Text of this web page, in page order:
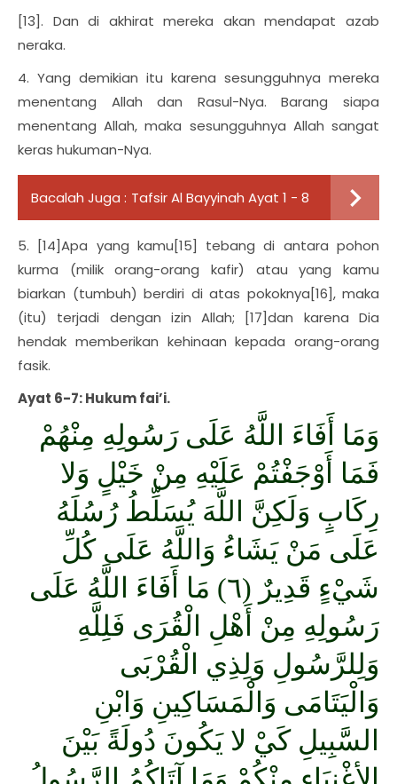
[13]. Dan di akhirat mereka akan mendapat azab
neraka.
4. Yang demikian itu karena sesungguhnya mereka
menentang Allah dan Rasul-Nya. Barang siapa
menentang Allah, maka sesungguhnya Allah sangat
keras hukuman-Nya.
Bacalah Juga : Tafsir Al Bayyinah Ayat 1 - 8
5. [14]Apa yang kamu[15] tebang di antara pohon
kurma (milik orang-orang kafir) atau yang kamu
biarkan (tumbuh) berdiri di atas pokoknya[16], maka
(itu) terjadi dengan izin Allah; [17]dan karena Dia
hendak memberikan kehinaan kepada orang-orang
fasik.
Ayat 6-7: Hukum fai’i.
وَمَا أَفَاءَ اللَّهُ عَلَى رَسُولِهِ مِنْهُمْ
فَمَا أَوْجَفْتُمْ عَلَيْهِ مِنْ خَيْلٍ وَلا
رِكَابٍ وَلَكِنَّ اللَّهَ يُسَلِّطُ رُسُلَهُ
عَلَى مَنْ يَشَاءُ وَاللَّهُ عَلَى كُلِّ
شَيْءٍ قَدِيرٌ (٦) مَا أَفَاءَ اللَّهُ عَلَى
رَسُولِهِ مِنْ أَهْلِ الْقُرَى فَلِلَّهِ
وَلِلرَّسُولِ وَلِذِي الْقُرْبَى
وَالْيَتَامَى وَالْمَسَاكِينِ وَابْنِ
السَّبِيلِ كَيْ لا يَكُونَ دُولَةً بَيْنَ